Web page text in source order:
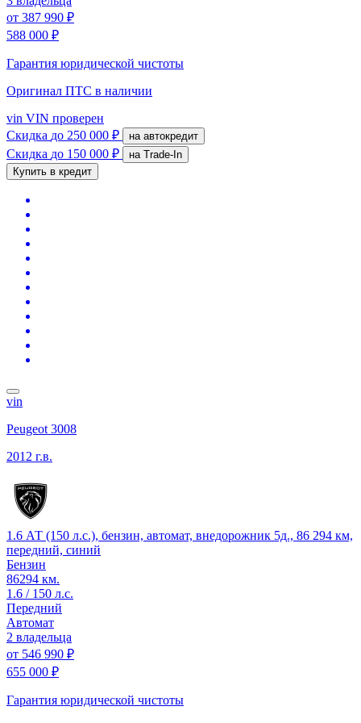
от 387 990 ₽
588 000 ₽
Гарантия юридической чистоты
Оригинал ПТС в наличии
vin VIN проверен
Скидка до 250 000 ₽ на автокредит
Скидка до 150 000 ₽
на Trade-In
Купить в кредит
vin
Peugeot 3008
2012 г.в.
1.6 АТ (150 л.с.), бензин, автомат, внедорожник 5д., 86 294 км,
передний, синий
Бензин
86294 км.
1.6 / 150 л.с.
Передний
Автомат
2 владельца
от 546 990 ₽
655 000 ₽
Гарантия юридической чистоты